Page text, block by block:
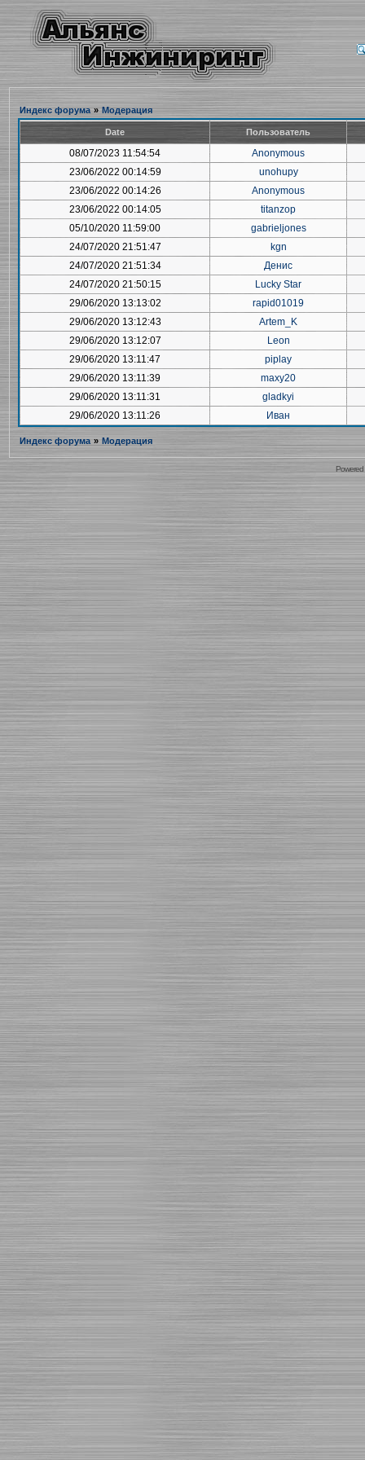
Индекс форума » Модерация
Date Пользователь
08/07/2023 11:54:54
Anonymous
23/06/2022 00:14:59
unohupy
23/06/2022 00:14:26
Anonymous
23/06/2022 00:14:05
titanzop
05/10/2020 11:59:00
gabrieljones
24/07/2020 21:51:47
kgn
24/07/2020 21:51:34
Денис
24/07/2020 21:50:15
Lucky Star
29/06/2020 13:13:02
rapid01019
29/06/2020 13:12:43
Artem_K
29/06/2020 13:12:07
Leon
29/06/2020 13:11:47
piplay
29/06/2020 13:11:39
maxy20
29/06/2020 13:11:31
gladkyi
29/06/2020 13:11:26
Иван
Индекс форума » Модерация